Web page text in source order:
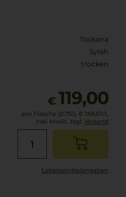
Toskana
Syrah
trocken
€ 119,00
pro Flasche (0.75l), € 158,67/L
inkl. MwSt. zzgl. Versand
Lebensmittel­angaben